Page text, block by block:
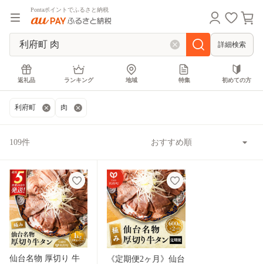
Pontaポイントでふるさと納税
詳細検索
返礼品 ランキング 地域 特集 初めての方
利府町 肉
109件
仙台名物 厚切り 牛
《定期便2ヶ月》仙台